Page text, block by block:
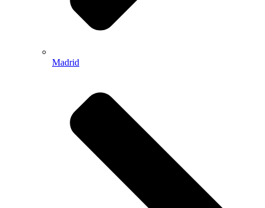
Madrid